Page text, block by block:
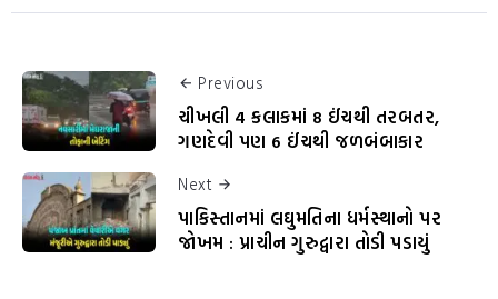
Previous
ચીખલી 4 કલાકમાં 8 ઈંચથી તરબતર,
ગણદેવી પણ 6 ઈંચથી જળબંબાકાર
Next
પાકિસ્તાનમાં લઘુમતિના ધર્મસ્થાનો પર
જોખમ : પ્રાચીન ગુરુદ્વારા તોડી પડાયું